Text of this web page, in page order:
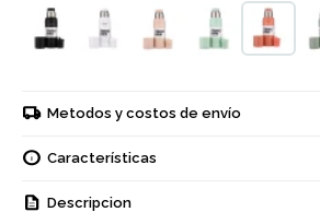
Metodos y costos de envío
Características
Descripcion